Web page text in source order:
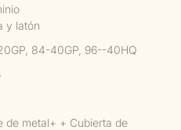
y latón
84-40GP, 96--40HQ
de metal+ + Cubierta de